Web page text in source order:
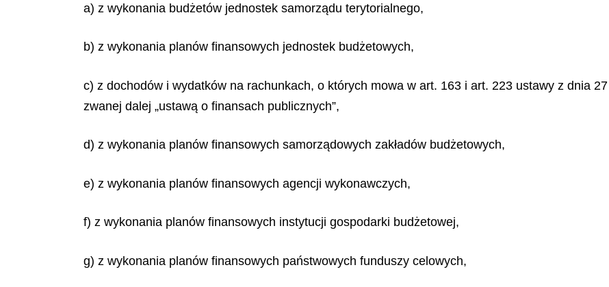
a) z wykonania budżetów jednostek samorządu terytorialnego,
b) z wykonania planów finansowych jednostek budżetowych,
c) z dochodów i wydatków na rachunkach, o których mowa w art. 163 i art. 223 ustawy z dnia
zwanej dalej „ustawą o finansach publicznych”,
d) z wykonania planów finansowych samorządowych zakładów budżetowych,
e) z wykonania planów finansowych agencji wykonawczych,
f) z wykonania planów finansowych instytucji gospodarki budżetowej,
g) z wykonania planów finansowych państwowych funduszy celowych,